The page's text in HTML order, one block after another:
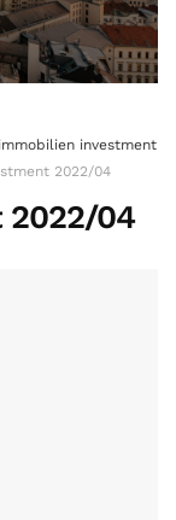
immobilien investment
2022/04
04